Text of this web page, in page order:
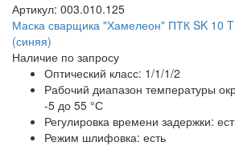
Артикул: 003.010.125
Маска сварщика "Хамелеон" ПТК SK 10
(синяя)
Наличие по запросу
Оптический класс: 1/1/1/2
Рабочий диапазон температуры
-5 до 55 °С
Регулировка времени задержки:
Режим шлифовка: есть